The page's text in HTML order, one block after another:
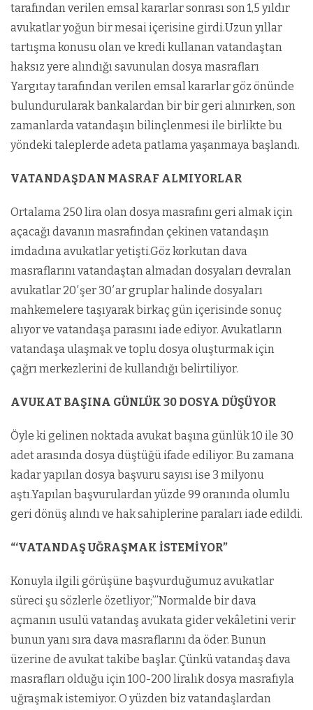
tarafından verilen emsal kararlar sonrası son 1,5 yıldır
avukatlar yoğun bir mesai içerisine girdi.Uzun yıllar
tartışma konusu olan ve kredi kullanan vatandaştan
haksız yere alındığı savunulan dosya masrafları
Yargıtay tarafından verilen emsal kararlar göz önünde
bulundurularak bankalardan bir bir geri alınırken, son
zamanlarda vatandaşın bilinçlenmesi ile birlikte bu
yöndeki taleplerde adeta patlama yaşanmaya başlandı.
VATANDAŞDAN MASRAF ALMIYORLAR
Ortalama 250 lira olan dosya masrafını geri almak için
açacağı davanın masrafından çekinen vatandaşın
imdadına avukatlar yetişti.Göz korkutan dava
masraflarını vatandaştan almadan dosyaları devralan
avukatlar 20′şer 30′ar gruplar halinde dosyaları
mahkemelere taşıyarak birkaç gün içerisinde sonuç
alıyor ve vatandaşa parasını iade ediyor. Avukatların
vatandaşa ulaşmak ve toplu dosya oluşturmak için
çağrı merkezlerini de kullandığı belirtiliyor.
AVUKAT BAŞINA GÜNLÜK 30 DOSYA DÜŞÜYOR
Öyle ki gelinen noktada avukat başına günlük 10 ile 30
adet arasında dosya düştüğü ifade ediliyor. Bu zamana
kadar yapılan dosya başvuru sayısı ise 3 milyonu
aştı.Yapılan başvurulardan yüzde 99 oranında olumlu
geri dönüş alındı ve hak sahiplerine paraları iade edildi.
“‘VATANDAŞ UĞRAŞMAK İSTEMİYOR”
Konuyla ilgili görüşüne başvurduğumuz avukatlar
süreci şu sözlerle özetliyor;”’Normalde bir dava
açmanın usulü vatandaş avukata gider vekâletini verir
bunun yanı sıra dava masraflarını da öder. Bunun
üzerine de avukat takibe başlar. Çünkü vatandaş dava
masrafları olduğu için 100-200 liralık dosya masrafıyla
uğraşmak istemiyor. O yüzden biz vatandaşlardan